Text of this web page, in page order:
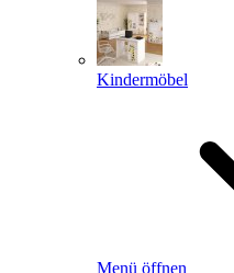
Kindermöbel
Menü öffnen